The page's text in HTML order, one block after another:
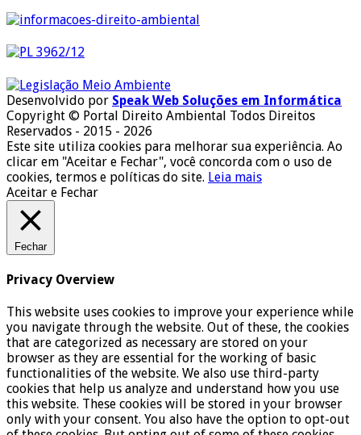
Desenvolvido por Speak Web Soluções em Informática
Copyright © Portal Direito Ambiental Todos Direitos
Reservados - 2015 - 2026
Este site utiliza cookies para melhorar sua experiência. Ao
clicar em "Aceitar e Fechar", você concorda com o uso de
cookies, termos e políticas do site. Leia mais
Aceitar e Fechar
Fechar
Privacy Overview
This website uses cookies to improve your experience while
you navigate through the website. Out of these, the cookies
that are categorized as necessary are stored on your
browser as they are essential for the working of basic
functionalities of the website. We also use third-party
cookies that help us analyze and understand how you use
this website. These cookies will be stored in your browser
only with your consent. You also have the option to opt-out